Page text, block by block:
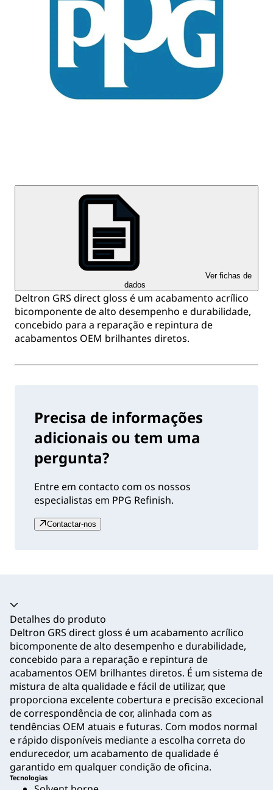
Ver fichas de
dados
Deltron GRS direct gloss é um acabamento acrílico
bicomponente de alto desempenho e durabilidade,
concebido para a reparação e repintura de
acabamentos OEM brilhantes diretos.
Precisa de informações
adicionais ou tem uma
pergunta?
Entre em contacto com os nossos
especialistas em PPG Refinish.
Contactar-nos
Acordeão recolhido
Detalhes do produto
Deltron GRS direct gloss é um acabamento acrílico
bicomponente de alto desempenho e durabilidade,
concebido para a reparação e repintura de
acabamentos OEM brilhantes diretos. É um sistema de
mistura de alta qualidade e fácil de utilizar, que
proporciona excelente cobertura e precisão excecional
de correspondência de cor, alinhada com as
tendências OEM atuais e futuras. Com modos normal
e rápido disponíveis mediante a escolha correta do
endurecedor, um acabamento de qualidade é
garantido em qualquer condição de oficina.
Tecnologias